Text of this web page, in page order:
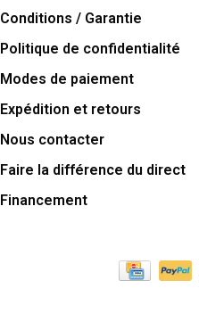
Conditions / Garantie
Politique de confidentialité
Modes de paiement
Expédition et retours
Nous contacter
Faire la différence du direct
Financement